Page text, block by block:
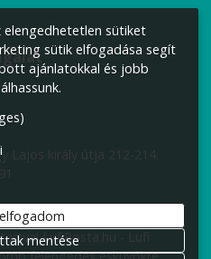
Lajos király útja 212-214.
LufiPosta.hu - Lufi
elengedhetetlen sütiket
sütik elfogadása segít
ajánlatokkal és jobb
mentése